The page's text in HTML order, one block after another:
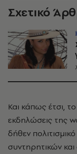
Σχετικό
Και κάπως έτσι,
εκδηλώσεις της
δήθεν
συντηρητικών και